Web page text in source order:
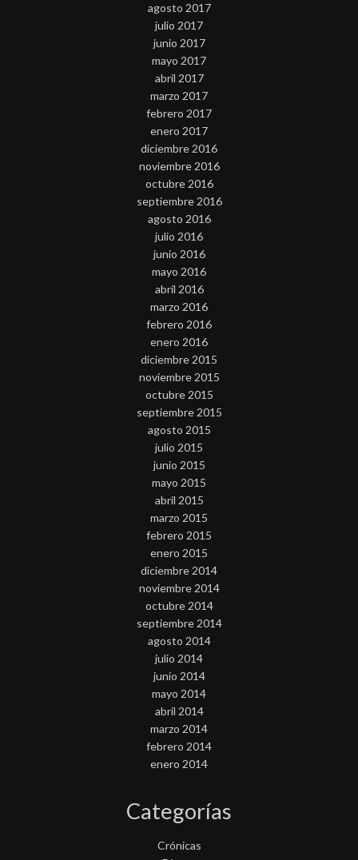
agosto 2017
julio 2017
junio 2017
mayo 2017
abril 2017
marzo 2017
febrero 2017
enero 2017
diciembre 2016
noviembre 2016
octubre 2016
septiembre 2016
agosto 2016
julio 2016
junio 2016
mayo 2016
abril 2016
marzo 2016
febrero 2016
enero 2016
diciembre 2015
noviembre 2015
octubre 2015
septiembre 2015
agosto 2015
julio 2015
junio 2015
mayo 2015
abril 2015
marzo 2015
febrero 2015
enero 2015
diciembre 2014
noviembre 2014
octubre 2014
septiembre 2014
agosto 2014
julio 2014
junio 2014
mayo 2014
abril 2014
marzo 2014
febrero 2014
enero 2014
Categorías
Crónicas